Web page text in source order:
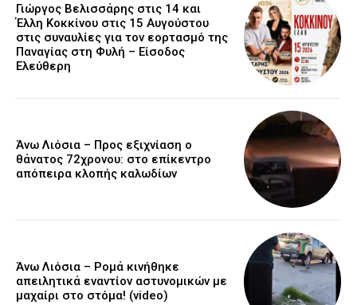
Γιώργος Βελισσάρης στις 14 και
Έλλη Κοκκίνου στις 15 Αυγούστου
στις συναυλίες για τον εορτασμό της
Παναγίας στη Φυλή – Είσοδος
Ελεύθερη
Άνω Λιόσια – Προς εξιχνίαση ο
θάνατος 72χρονου: στο επίκεντρο
απόπειρα κλοπής καλωδίων
Άνω Λιόσια – Ρομά κινήθηκε
απειλητικά εναντίον αστυνομικών με
μαχαίρι στο στόμα! (video)